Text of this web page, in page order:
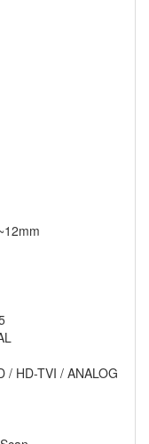
/ HD-TVI / ANALOG